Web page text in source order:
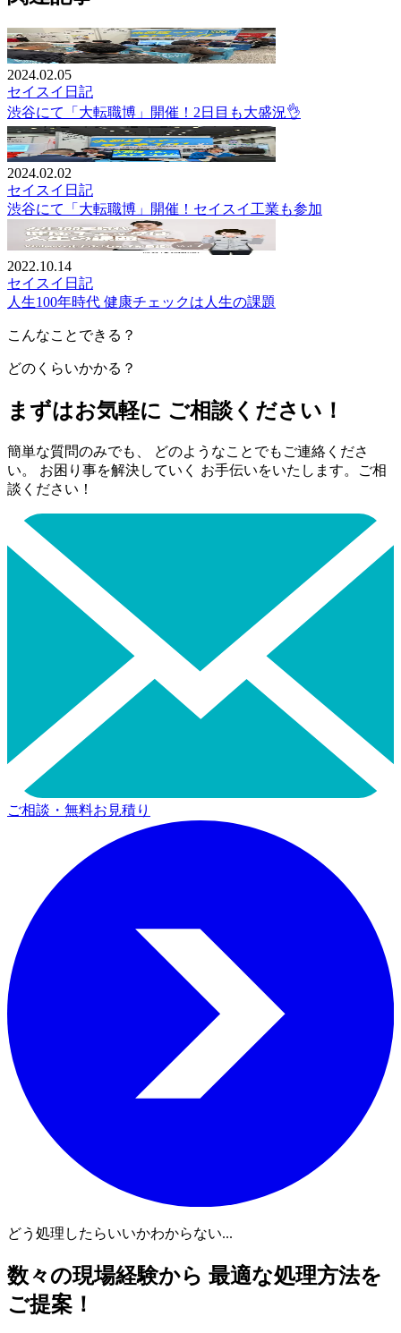
2024.02.05
セイスイ日記
渋谷にて「大転職博」開催！2日目も大盛況👌
2024.02.02
セイスイ日記
渋谷にて「大転職博」開催！セイスイ工業も参加
2022.10.14
セイスイ日記
人生100年時代 健康チェックは人生の課題
こんなことできる？
どのくらいかかる？
まずはお気軽に ご相談ください！
簡単な質問のみでも、 どのようなことでもご連絡くださ
い。 お困り事を解決していく お手伝いをいたします。ご相
談ください！
ご相談・無料お見積り
どう処理したらいいかわからない...
数々の現場経験から 最適な処理方法を
ご提案！